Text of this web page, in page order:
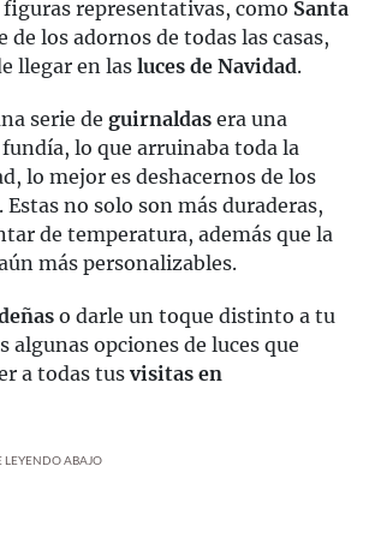
representativas, como Santa
de los adornos de todas las casas,
llegar en lasluces de Navidad.
serie de guirnaldas era una
lo que arruinaba toda la
lo mejor es deshacernos de los
. Estas no solo son más duraderas,
de temperatura, además que la
más personalizables.
o darle un toque distinto a tu
algunas opciones de luces que
a todas tus visitas en
LEYENDO ABAJO